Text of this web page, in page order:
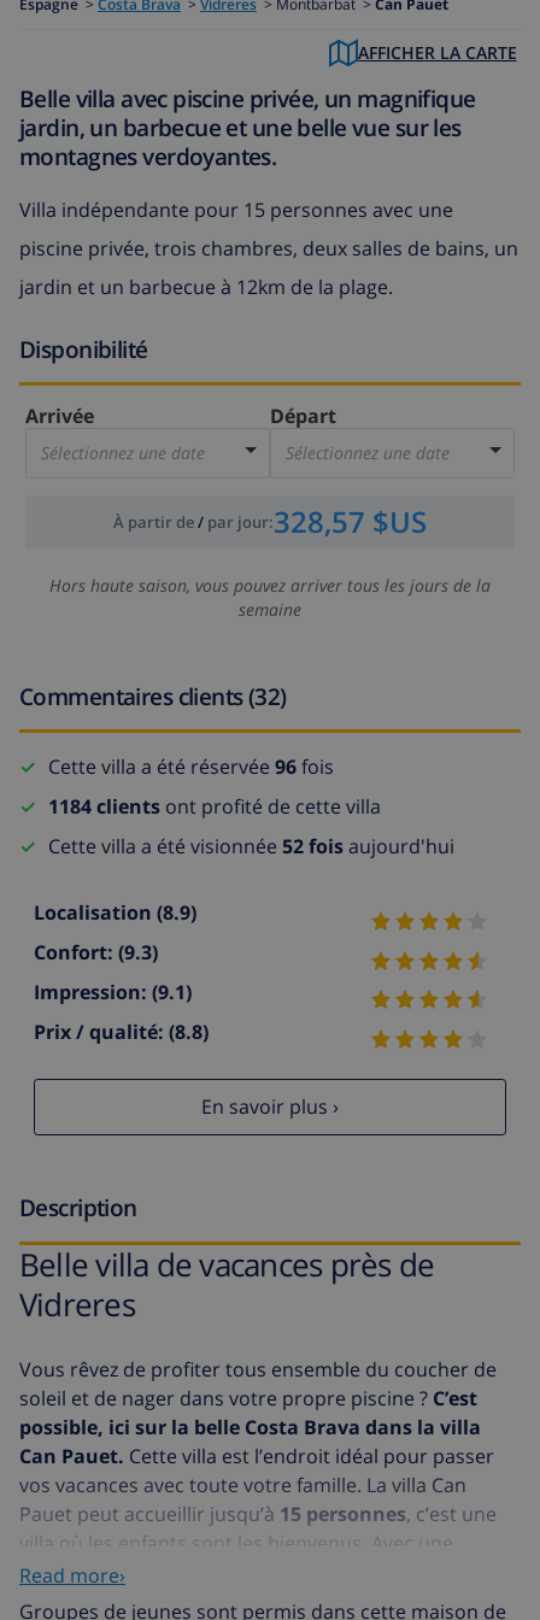
Espagne > Costa Brava > Vidreres > Montbarbat > Can Pauet
AFFICHER LA CARTE
Belle villa avec piscine privée, un magnifique
jardin, un barbecue et une belle vue sur les
montagnes verdoyantes.
Villa indépendante pour 15 personnes avec une
piscine privée, trois chambres, deux salles de bains, un
jardin et un barbecue à 12km de la plage.
Disponibilité
Arrivée
Sélectionnez une date
Départ
Sélectionnez une date
À partir de/ par jour:328,57 $US
Hors haute saison, vous pouvez arriver tous les jours de la
semaine
Commentaires clients (32)
Cette villa a été réservée 96fois
1184 clients ont profité de cette villa
Cette villa a été visionnée 52 foisaujourd'hui
Localisation (8.9)
Confort: (9.3)
Impression: (9.1)
Prix / qualité: (8.8)
En savoir plus ›
Description
Belle villa de vacances près de
Vidreres
Vous rêvez de profiter tous ensemble du coucher de
soleil et de nager dans votre propre piscine ? C’est
possible, ici sur la belle Costa Brava dans la villa
Can Pauet. Cette villa est l’endroit idéal pour passer
vos vacances avec toute votre famille. La villa Can
Pauet peut accueillir jusqu’à 15 personnes, c’est une
villa où les enfants sont les bienvenus. Avec une
surface construite de 180m2, chacun aura assez de
place pour profiter de ses vacances. Dans le
beau
Read more›
Groupes de jeunes sont permis dans cette maison de